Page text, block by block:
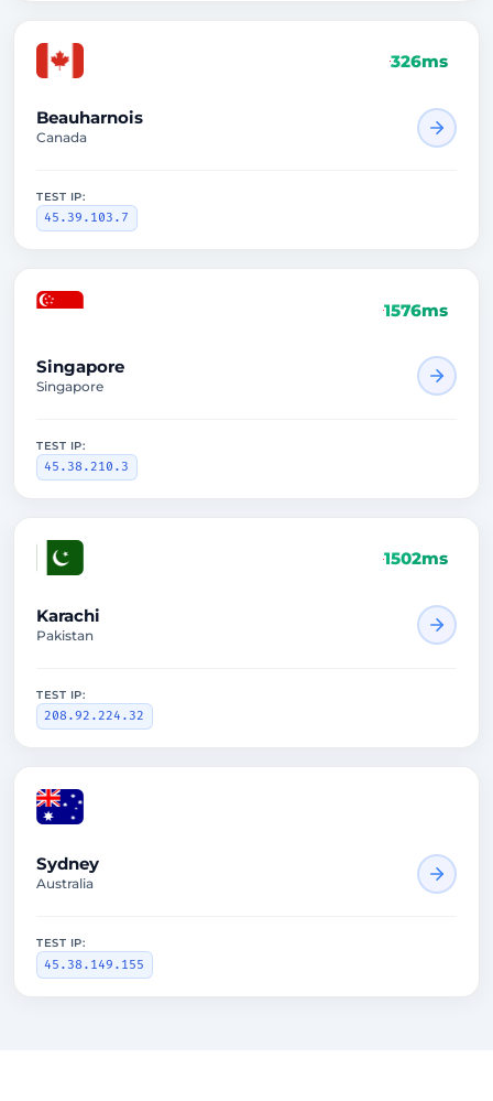
326ms
Beauharnois
Canada
TEST IP:
45.39.103.7
1576ms
Singapore
Singapore
TEST IP:
45.38.210.3
1502ms
Karachi
Pakistan
TEST IP:
208.92.224.32
Sydney
Australia
TEST IP:
45.38.149.155